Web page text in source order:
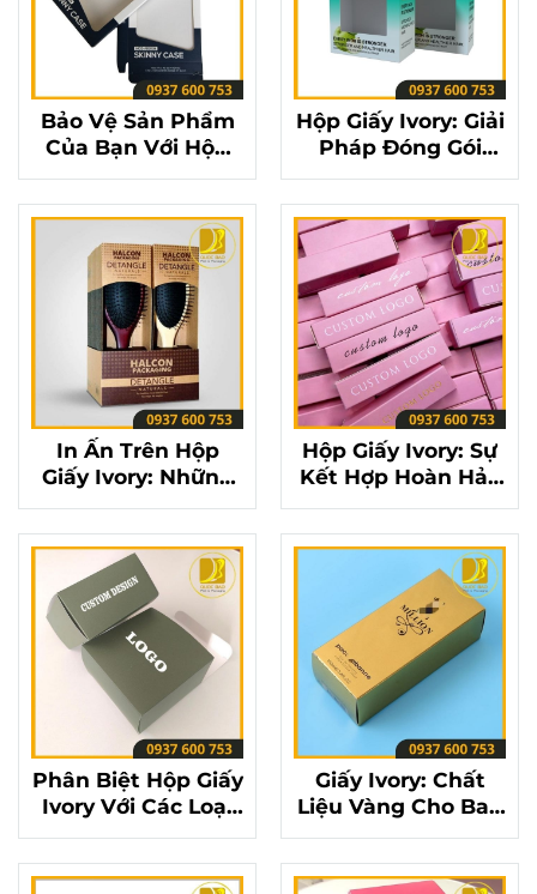
Bảo Vệ Sản Phẩm
Của Bạn Với Hộp
Giấy Ivory Chất
Lượng
Hộp Giấy Ivory: Giải
Pháp Đóng Gói
Tuyệt Vời Cho Các
Sản Phẩm Cao Cấp
In Ấn Trên Hộp
Giấy Ivory: Những
Điều Cần Biết Để
Có Bản In Đẹp
Nhất
Hộp Giấy Ivory: Sự
Kết Hợp Hoàn Hảo
Giữa Sang Trọng
Và Bền Bỉ
Phân Biệt Hộp Giấy
Ivory Với Các Loại
Giấy Khác: Bạn Đã
Chọn Đúng Chưa?
Giấy Ivory: Chất
Liệu Vàng Cho Bao
Bì Sản Phẩm Cao
Cấp